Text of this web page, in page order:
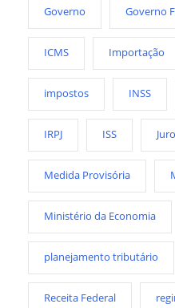
Governo Governo
ICMS Importação
impostos INSS
IRPJ ISS
Medida Provisória
Ministério da Economia
planejamento tributário
Receita Federal